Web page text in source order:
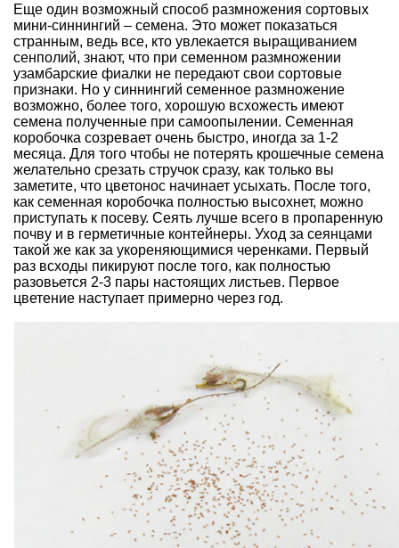
Еще один возможный способ размножения сортовых
мини-синнингий – семена. Это может показаться
странным, ведь все, кто увлекается выращиванием
сенполий, знают, что при семенном размножении
узамбарские фиалки не передают свои сортовые
признаки. Но у синнингий семенное размножение
возможно, более того, хорошую всхожесть имеют
семена полученные при самоопылении. Семенная
коробочка созревает очень быстро, иногда за 1-2
месяца. Для того чтобы не потерять крошечные семена
желательно срезать стручок сразу, как только вы
заметите, что цветонос начинает усыхать. После того,
как семенная коробочка полностью высохнет, можно
приступать к посеву. Сеять лучше всего в пропаренную
почву и в герметичные контейнеры. Уход за сеянцами
такой же как за укореняющимися черенками. Первый
раз всходы пикируют после того, как полностью
разовьется 2-3 пары настоящих листьев. Первое
цветение наступает примерно через год.